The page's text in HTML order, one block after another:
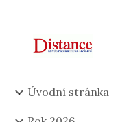
Úvodní stránka